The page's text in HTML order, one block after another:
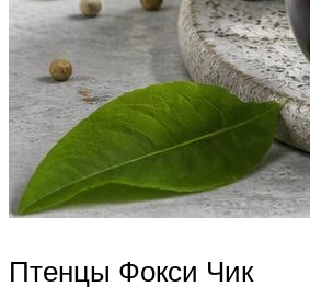
Птенцы Фокси Чик